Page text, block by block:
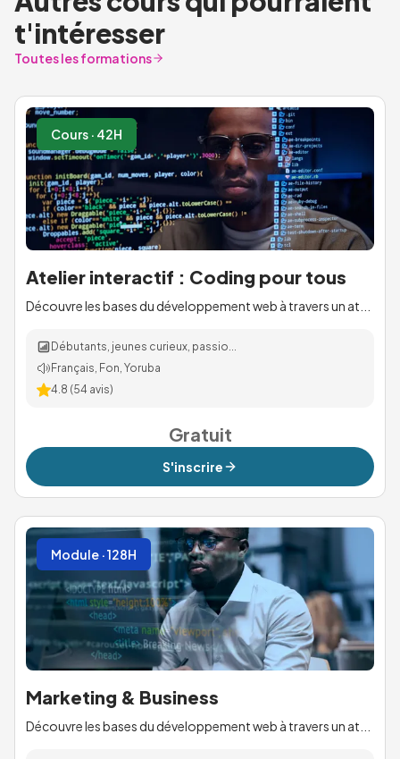
t'intéresser
Toutes les formations
Cours · 42H
Atelier interactif : Coding pour tous
Découvre les bases du développement web à travers un at...
Débutants, jeunes curieux, passio...
Français, Fon, Yoruba
4.8 (54 avis)
Gratuit
S'inscrire
Module · 128H
Marketing & Business
Découvre les bases du développement web à travers un at...